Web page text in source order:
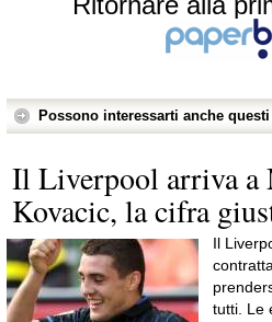
Possono interessarti anche
Il Liverpool arriva a
Kovacic, la cifra
Il
tutti. Le